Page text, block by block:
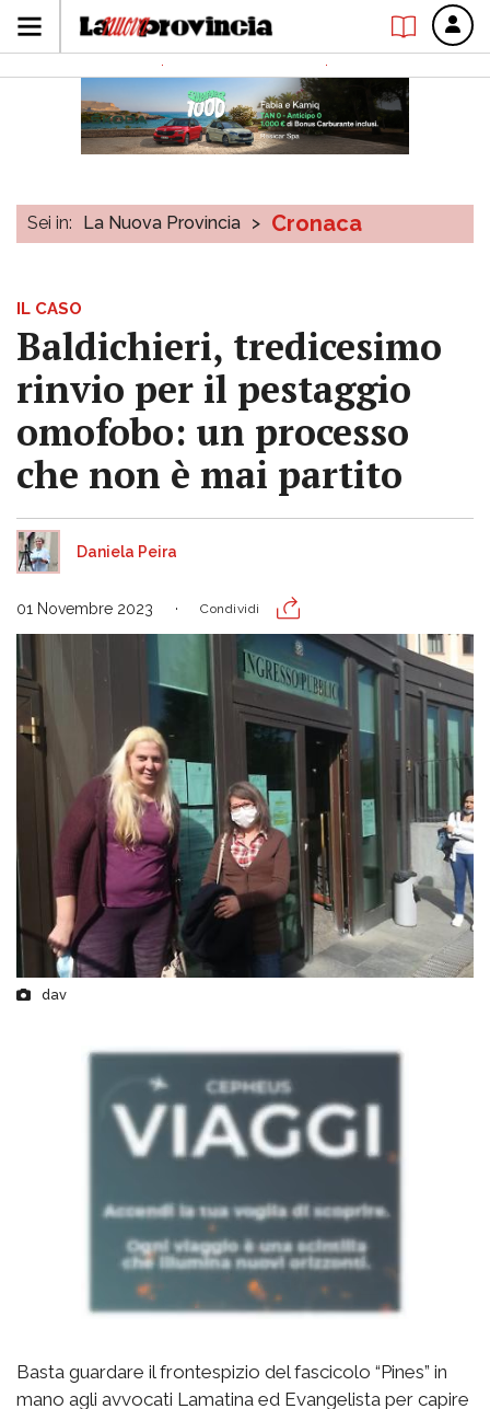
Sei in: La Nuova Provincia > Cronaca
IL CASO
Baldichieri, tredicesimo
rinvio per il pestaggio
omofobo: un processo
che non è mai partito
Daniela Peira
01 Novembre 2023 Condividi
dav
Basta guardare il frontespizio del fascicolo “Pines” in
mano agli avvocati Lamatina ed Evangelista per capire